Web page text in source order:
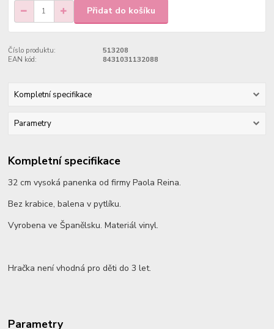
Přidat do košíku
Číslo produktu:
513208
EAN kód:
8431031132088
Kompletní specifikace
Parametry
Kompletní specifikace
32 cm vysoká panenka od firmy Paola Reina.
Bez krabice, balena v pytlíku.
Vyrobena ve Španělsku. Materiál vinyl.
Hračka není vhodná pro děti do 3 let.
Parametry